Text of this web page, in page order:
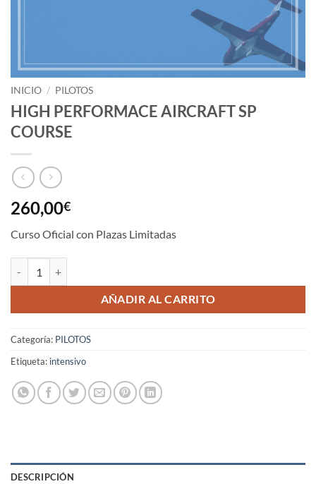
INICIO / PILOTOS
HIGH PERFORMACE AIRCRAFT SP
COURSE
260,00€
Curso Oficial con Plazas Limitadas
AÑADIR AL CARRITO
Categoría: PILOTOS
Etiqueta: intensivo
DESCRIPCIÓN